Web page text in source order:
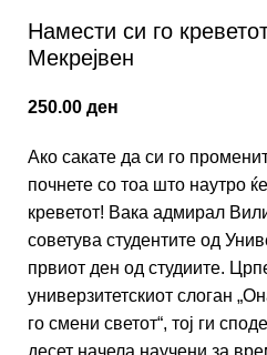
Намести си го
Мекрејвен
250.00 ден
Ако сакате да си го
почнете со тоа што наутро
креветот! Вака адмирал
советува студентите од
првиот ден од студиите.
универзитетскиот слоган
го смени светот“, тој ги